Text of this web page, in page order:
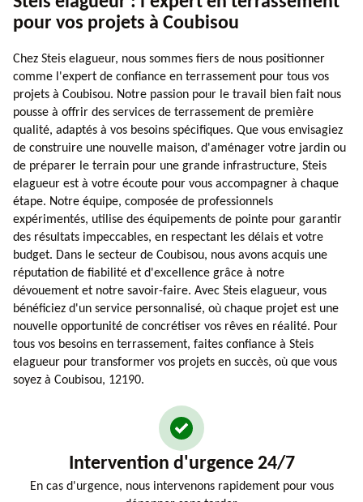
pour vos projets à Coubisou
Chez Steis elagueur, nous sommes fiers de nous positionner
comme l'expert de confiance en terrassement pour tous vos
projets à Coubisou. Notre passion pour le travail bien fait nous
pousse à offrir des services de terrassement de première
qualité, adaptés à vos besoins spécifiques. Que vous envisagiez
de construire une nouvelle maison, d'aménager votre jardin ou
de préparer le terrain pour une grande infrastructure, Steis
elagueur est à votre écoute pour vous accompagner à chaque
étape. Notre équipe, composée de professionnels
expérimentés, utilise des équipements de pointe pour garantir
des résultats impeccables, en respectant les délais et votre
budget. Dans le secteur de Coubisou, nous avons acquis une
réputation de fiabilité et d'excellence grâce à notre
dévouement et notre savoir-faire. Avec Steis elagueur, vous
bénéficiez d'un service personnalisé, où chaque projet est une
nouvelle opportunité de concrétiser vos rêves en réalité. Pour
tous vos besoins en terrassement, faites confiance à Steis
elagueur pour transformer vos projets en succès, où que vous
soyez à Coubisou, 12190.
Intervention d'urgence 24/7
En cas d'urgence, nous intervenons rapidement pour vous